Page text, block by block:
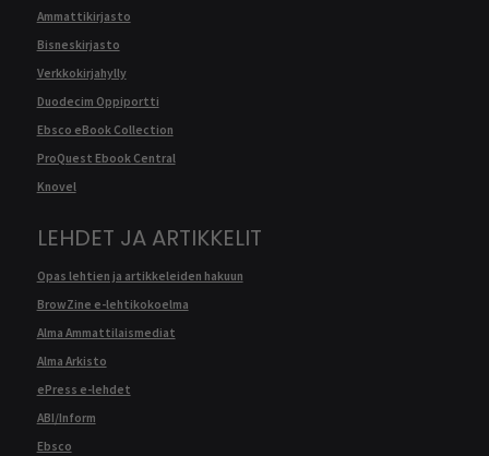
Ammattikirjasto
Bisneskirjasto
Verkkokirjahylly
Duodecim Oppiportti
Ebsco eBook Collection
ProQuest Ebook Central
Knovel
LEHDET JA ARTIKKELIT
Opas lehtien ja artikkeleiden hakuun
BrowZine e-lehtikokoelma
Alma Ammattilaismediat
Alma Arkisto
ePress e-lehdet
ABI/Inform
Ebsco